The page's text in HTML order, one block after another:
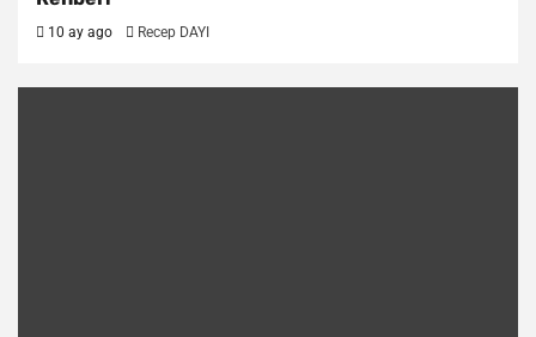
10 ay ago Recep DAYI